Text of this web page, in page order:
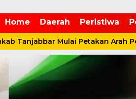
Home Daerah Peristiwa
Tanjabbar Mulai Petakan Arah